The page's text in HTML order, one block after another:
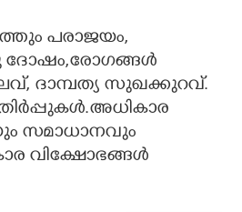
പരാജയം,
ദോഷം,രോഗങ്ങള്‍
ദാമ്പത്യ സുഖക്കുറവ്.
സമാധാനവും
വിക്ഷോഭങ്ങൾ